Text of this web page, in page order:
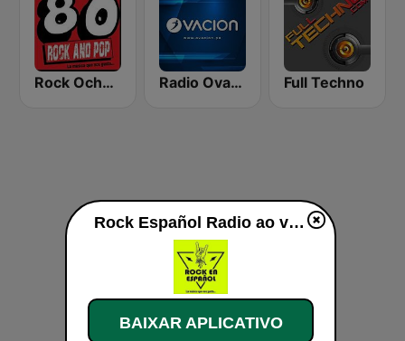
Rock Ochentas Radio Radio Ovación Full Techno
Rock Español Radio ao vivo
BAIXAR APLICATIVO